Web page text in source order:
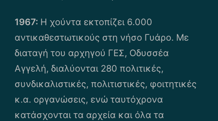
1967: Η χούντα εκτοπίζει 6.000
αντικαθεστωτικούς στη νήσο Γυάρο. Με
διαταγή του αρχηγού ΓΕΣ, Οδυσσέα
Αγγελή, διαλύονται 280 πολιτικές,
συνδικαλιστικές, πολιτιστικές, φοιτητικές
κ.α. οργανώσεις, ενώ ταυτόχρονα
κατάσχονται τα αρχεία και όλα τα